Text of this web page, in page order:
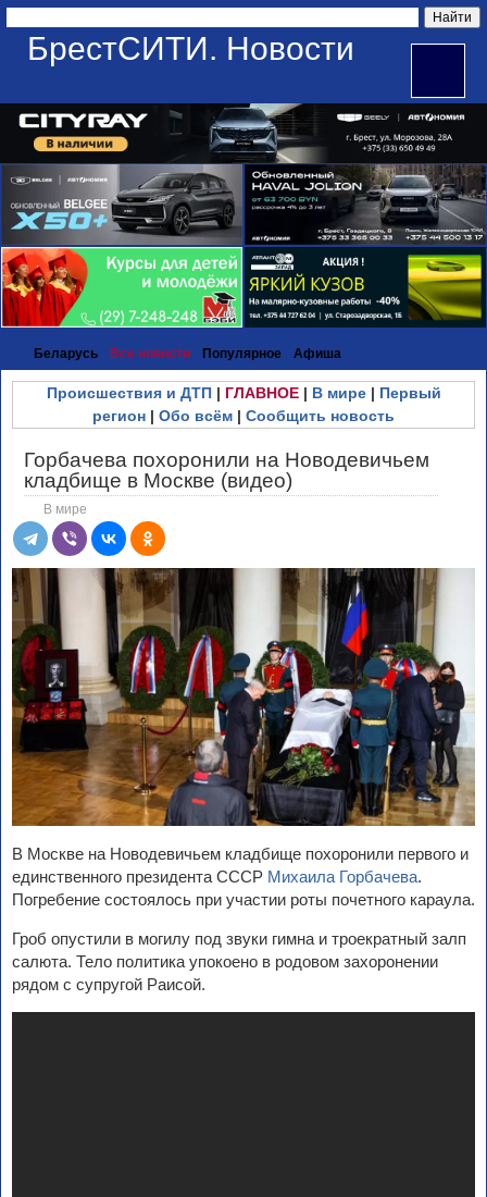
БрестСИТИ. Новости
Беларусь Все новости Популярное Афиша
Происшествия и ДТП| ГЛАВНОЕ| В мире| Первый
регион | Обо всём | Сообщить новость
Горбачева похоронили на Новодевичьем
кладбище в Москве (видео)
В мире
В Москве на Новодевичьем кладбище похоронили первого и
единственного президента СССР Михаила Горбачева.
Погребение состоялось при участии роты почетного караула.
Гроб опустили в могилу под звуки гимна и троекратный залп
салюта. Тело политика упокоено в родовом захоронении
рядом с супругой Раисой.